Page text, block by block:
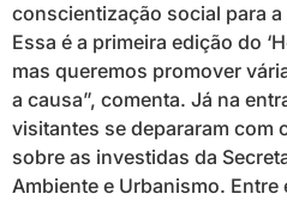
conscientização social para
Essa é a primeira edição do
mas queremos promover
a causa”, comenta. Já na
visitantes se depararam com
sobre as investidas da
Ambiente e Urbanismo. Entre